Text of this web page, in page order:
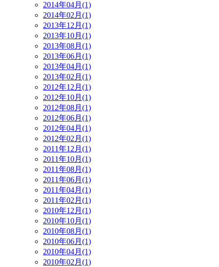
2014年04月(1)
2014年02月(1)
2013年12月(1)
2013年10月(1)
2013年08月(1)
2013年06月(1)
2013年04月(1)
2013年02月(1)
2012年12月(1)
2012年10月(1)
2012年08月(1)
2012年06月(1)
2012年04月(1)
2012年02月(1)
2011年12月(1)
2011年10月(1)
2011年08月(1)
2011年06月(1)
2011年04月(1)
2011年02月(1)
2010年12月(1)
2010年10月(1)
2010年08月(1)
2010年06月(1)
2010年04月(1)
2010年02月(1)